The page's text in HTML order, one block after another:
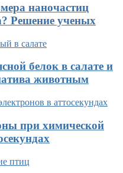
наночастиц
Решение ученых
белок в салате и
животным
при химической